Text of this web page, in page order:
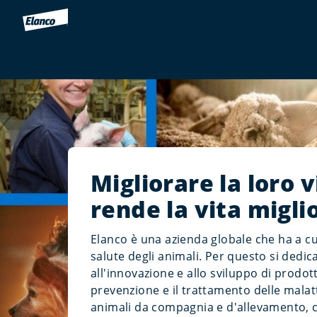
Migliorare la loro
rende la vita
Elanco è una azienda globale che ha a
salute degli animali. Per questo si dedica
all'innovazione e allo sviluppo di
prevenzione e il trattamento delle
animali da compagnia e d'allevamento,